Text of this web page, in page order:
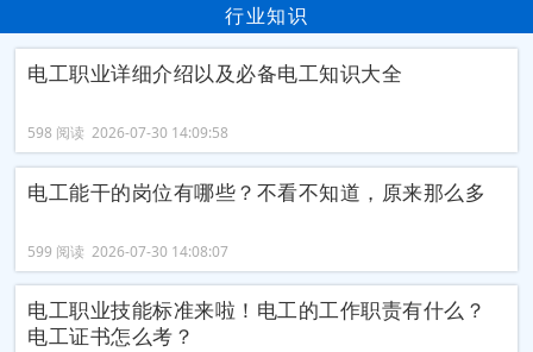
行业知识
电工职业详细介绍以及必备电工知识大全
598 阅读 2026-07-30 14:09:58
电工能干的岗位有哪些？不看不知道，原来那么多
599 阅读 2026-07-30 14:08:07
电工职业技能标准来啦！​电工的工作职责有什么？
电工证书怎么考？